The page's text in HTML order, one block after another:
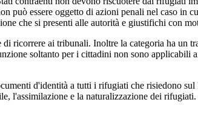
essere oggetto di azioni penali nel caso in
che si presenti alle autorità e giustifichi con
ricorrere ai tribunali. Inoltre la categoria ha un
soltanto per i cittadini non sono
d'identità a tutti i rifugiati che risiedono
e la naturalizzazione dei